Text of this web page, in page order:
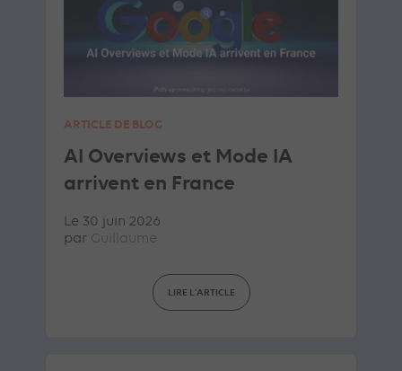
ARTICLE DE BLOG
AI Overviews et Mode IA
arrivent en France
Le 30 juin 2026
par Guillaume
LIRE L'ARTICLE